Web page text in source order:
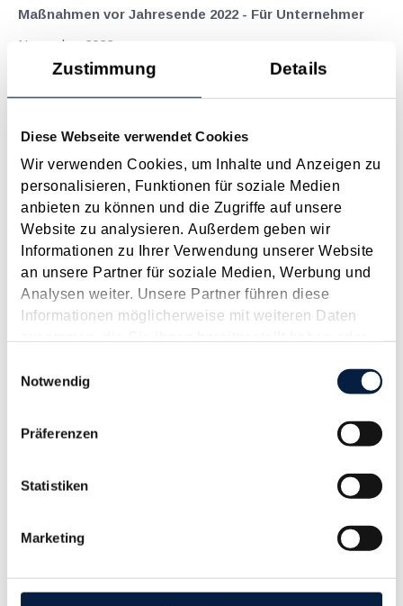
Zustimmung Details
Diese Webseite verwendet Cookies
Wir verwenden Cookies, um Inhalte und Anzeigen zu
personalisieren, Funktionen für soziale Medien
anbieten zu können und die Zugriffe auf unsere
Website zu analysieren. Außerdem geben wir
Informationen zu Ihrer Verwendung unserer Website
an unsere Partner für soziale Medien, Werbung und
Analysen weiter. Unsere Partner führen diese
Informationen möglicherweise mit weiteren Daten
gesammelt haben.
Notwendig
Präferenzen
Statistiken
Marketing
Maßnahmen vor Jahresende 2022 - Für Unternehmer
November 2022
Trotz oder gerade wegen der aktuell turbulenten Zeiten sollte
der näher rückende Jahreswechsel auch dieses Mal zum
finden sich regelmäßig Möglichkeiten, durch gezielte
Maßnahmen legal Steuern zu sparen...
Langtext
empfehlen drucken
Maßnahmen vor Jahresende 2021 - Für Unternehmer
November 2021
Der näher rückende Jahreswechsel sollte auch dieses Mal
zum Anlass für einen Steuer-Check genommen werden. Denn
es finden sich regelmäßig Möglichkeiten, durch gezielte
Maßnahmen legal Steuern zu sparen bzw. die
Voraussetzungen dafür zu schaffen. Die...
Auch oder gerade in einem von der Corona-Krise geprägten
Jahr sollte der näher rückende Jahreswechsel zum Anlass für
regelmäßig Möglichkeiten, durch gezielte Maßnahmen legal